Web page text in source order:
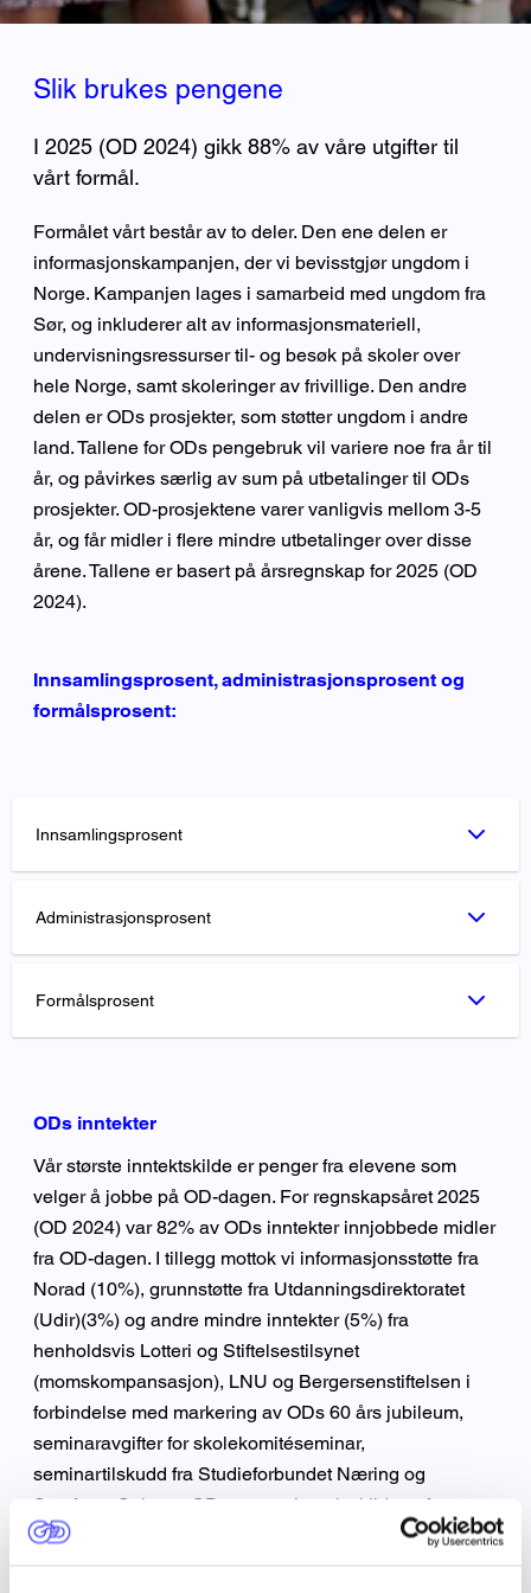
Slik brukes pengene
I 2025 (OD 2024) gikk 88% av våre utgifter til
vårt formål.
Formålet vårt består av to deler. Den ene delen er
informasjonskampanjen, der vi bevisstgjør ungdom i
Norge. Kampanjen lages i samarbeid med ungdom fra
Sør, og inkluderer alt av informasjonsmateriell,
undervisningsressurser til- og besøk på skoler over
hele Norge, samt skoleringer av frivillige. Den andre
delen er ODs prosjekter, som støtter ungdom i andre
land. Tallene for ODs pengebruk vil variere noe fra år til
år, og påvirkes særlig av sum på utbetalinger til ODs
prosjekter. OD-prosjektene varer vanligvis mellom 3-5
år, og får midler i flere mindre utbetalinger over disse
årene. Tallene er basert på årsregnskap for 2025 (OD
2024).
Innsamlingsprosent, administrasjonsprosent og
formålsprosent:
Innsamlingsprosent
Administrasjonsprosent
Formålsprosent
ODs inntekter
Vår største inntektskilde er penger fra elevene som
velger å jobbe på OD-dagen. For regnskapsåret 2025
(OD 2024) var 82% av ODs inntekter innjobbede midler
fra OD-dagen. I tillegg mottok vi informasjonsstøtte fra
Norad (10%), grunnstøtte fra Utdanningsdirektoratet
(Udir)(3%) og andre mindre inntekter (5%) fra
henholdsvis Lotteri og Stiftelsestilsynet
(momskompansasjon), LNU og Bergersenstiftelsen i
forbindelse med markering av ODs 60 års jubileum,
seminaravgifter for skolekomitéseminar,
seminartilskudd fra Studieforbundet Næring og
Samfunn. Selv om ODs største inntektskilde er fra
elevene som jobber, har OD strenge retningslinjer, og